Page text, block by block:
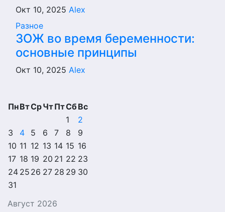
Окт 10, 2025 Alex
Разное
ЗОЖ во время беременности:
основные принципы
Окт 10, 2025 Alex
Август 2026
ПнВтСрЧтПтСбВс
1
2
3
4 5 6 7 8
9
10 11 12 13 14 15 16
17 18 19 20 21 22 23
24 25 26 27 28 29 30
31